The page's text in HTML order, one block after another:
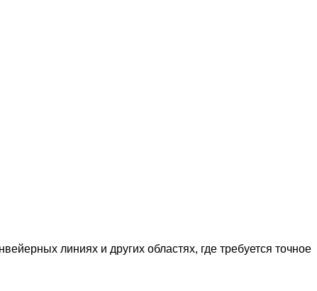
линиях и других областях, где требуется точное